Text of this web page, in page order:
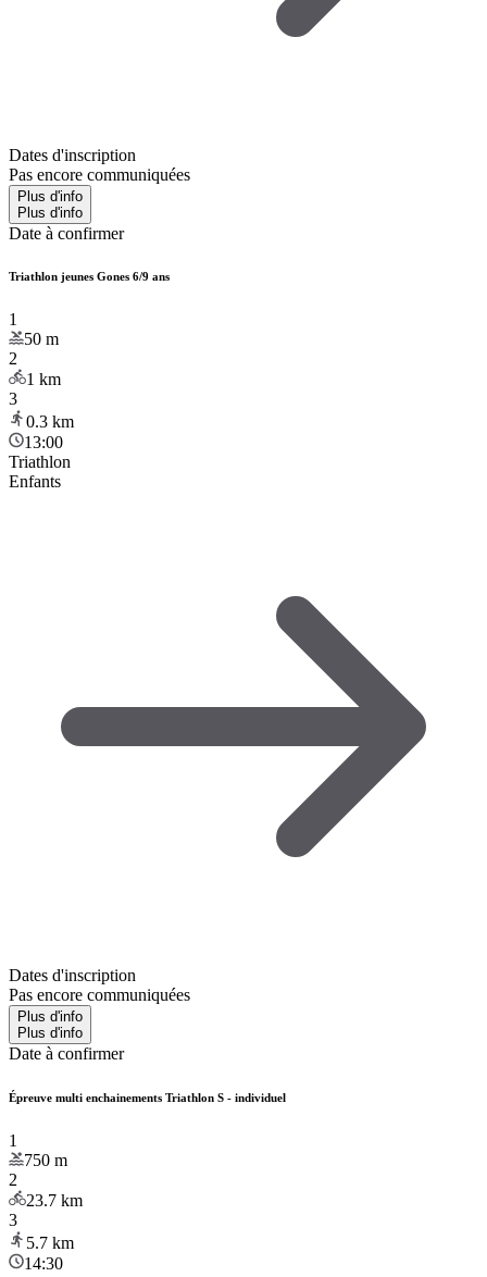
Dates d'inscription
Pas encore communiquées
Plus d'info
Plus d'info
Date à confirmer
Triathlon jeunes Gones 6/9 ans
1
50 m
2
1 km
3
0.3 km
13:00
Triathlon
Enfants
Dates d'inscription
Pas encore communiquées
Plus d'info
Plus d'info
Date à confirmer
Épreuve multi enchainements Triathlon S - individuel
1
750 m
2
23.7 km
3
5.7 km
14:30